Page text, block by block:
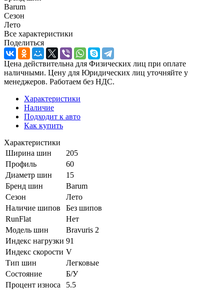
Barum
Сезон
Лето
Все характеристики
Поделиться
Цена действительна для Физических лиц при оплате
наличными. Цену для Юридических лиц уточняйте у
менеджеров. Работаем без НДС.
Характеристики
Наличие
Подходит к авто
Как купить
Характеристики
Ширина шин
205
Профиль
60
Диаметр шин
15
Бренд шин
Barum
Сезон
Лето
Наличие шипов
Без шипов
RunFlat
Нет
Модель шин
Bravuris 2
Индекс нагрузки 91
Индекс скорости V
Тип шин
Легковые
Состояние
Б/У
Процент износа
5.5